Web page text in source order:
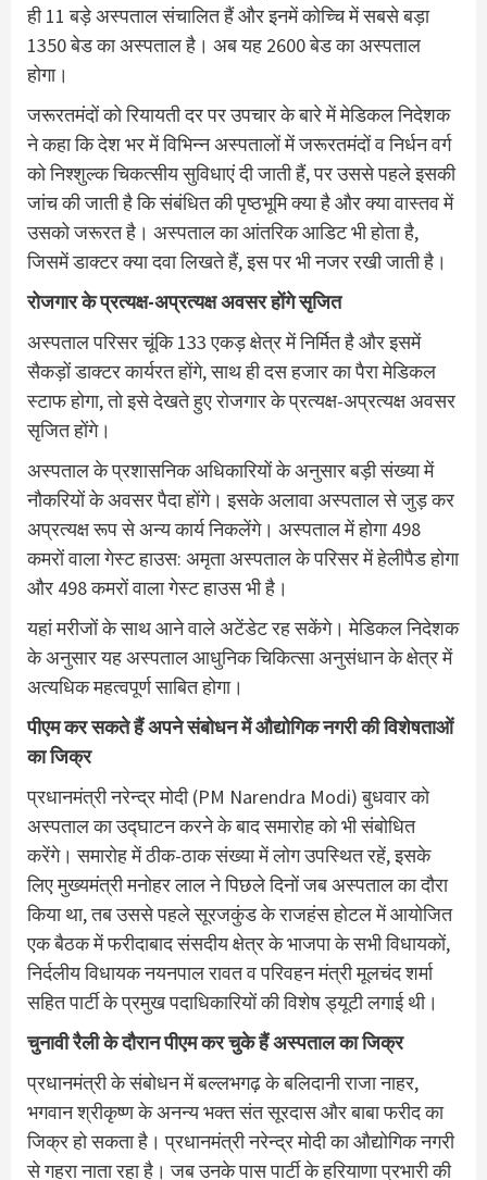
ही 11 बड़े अस्पताल संचालित हैं और इनमें कोच्चि में सबसे बड़ा
1350 बेड का अस्पताल है। अब यह 2600 बेड का अस्पताल
होगा।
जरूरतमंदों को रियायती दर पर उपचार के बारे में मेडिकल निदेशक
ने कहा कि देश भर में विभिन्न अस्पतालों में जरूरतमंदों व निर्धन वर्ग
को निश्शुल्क चिकत्सीय सुविधाएं दी जाती हैं, पर उससे पहले इसकी
जांच की जाती है कि संबंधित की पृष्ठभूमि क्या है और क्या वास्तव में
उसको जरूरत है। अस्पताल का आंतरिक आडिट भी होता है,
जिसमें डाक्टर क्या दवा लिखते हैं, इस पर भी नजर रखी जाती है।
रोजगार के प्रत्यक्ष-अप्रत्यक्ष अवसर होंगे सृजित
अस्पताल परिसर चूंकि 133 एकड़ क्षेत्र में निर्मित है और इसमें
सैकड़ों डाक्टर कार्यरत होंगे, साथ ही दस हजार का पैरा मेडिकल
स्टाफ होगा, तो इसे देखते हुए रोजगार के प्रत्यक्ष-अप्रत्यक्ष अवसर
सृजित होंगे।
अस्पताल के प्रशासनिक अधिकारियों के अनुसार बड़ी संख्या में
नौकरियों के अवसर पैदा होंगे। इसके अलावा अस्पताल से जुड़ कर
अप्रत्यक्ष रूप से अन्य कार्य निकलेंगे। अस्पताल में होगा 498
कमरों वाला गेस्ट हाउस: अमृता अस्पताल के परिसर में हेलीपैड होगा
और 498 कमरों वाला गेस्ट हाउस भी है।
यहां मरीजों के साथ आने वाले अटेंडेट रह सकेंगे। मेडिकल निदेशक
के अनुसार यह अस्पताल आधुनिक चिकित्सा अनुसंधान के क्षेत्र में
अत्यधिक महत्वपूर्ण साबित होगा।
पीएम कर सकते हैं अपने संबोधन में औद्योगिक नगरी की विशेषताओं
का जिक्र
प्रधानमंत्री नरेन्द्र मोदी (PM Narendra Modi) बुधवार को
अस्पताल का उद्घाटन करने के बाद समारोह को भी संबोधित
करेंगे। समारोह में ठीक-ठाक संख्या में लोग उपस्थित रहें, इसके
लिए मुख्यमंत्री मनोहर लाल ने पिछले दिनों जब अस्पताल का दौरा
किया था, तब उससे पहले सूरजकुंड के राजहंस होटल में आयोजित
एक बैठक में फरीदाबाद संसदीय क्षेत्र के भाजपा के सभी विधायकों,
निर्दलीय विधायक नयनपाल रावत व परिवहन मंत्री मूलचंद शर्मा
सहित पार्टी के प्रमुख पदाधिकारियों की विशेष ड्यूटी लगाई थी।
चुनावी रैली के दौरान पीएम कर चुके हैं अस्पताल का जिक्र
प्रधानमंत्री के संबोधन में बल्लभगढ़ के बलिदानी राजा नाहर,
भगवान श्रीकृष्ण के अनन्य भक्त संत सूरदास और बाबा फरीद का
जिक्र हो सकता है। प्रधानमंत्री नरेन्द्र मोदी का औद्योगिक नगरी
से गहरा नाता रहा है। जब उनके पास पार्टी के हरियाणा प्रभारी की